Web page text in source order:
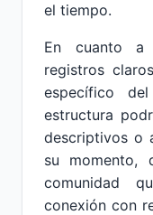
el tiempo.
En cuanto a
registros
específico
estructura
descriptivos o
su momento,
comunidad
conexión con